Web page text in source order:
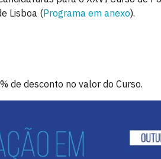
Lisboa (Programa em anexo).
de desconto no valor do Curso.